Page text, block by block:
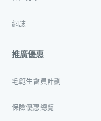
網誌
推廣優惠
毛範生會員計劃
保險優惠總覽